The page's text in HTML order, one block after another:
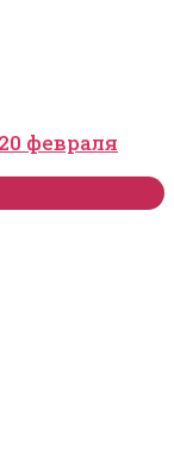
февраля